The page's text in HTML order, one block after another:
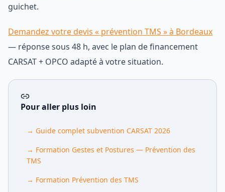
guichet.
Demandez votre devis « prévention TMS » à Bordeaux
— réponse sous 48 h, avec le plan de financement
CARSAT + OPCO adapté à votre situation.
Pour aller plus loin
→ Guide complet subvention CARSAT 2026
→ Formation Gestes et Postures — Prévention des
TMS
→ Formation Prévention des TMS